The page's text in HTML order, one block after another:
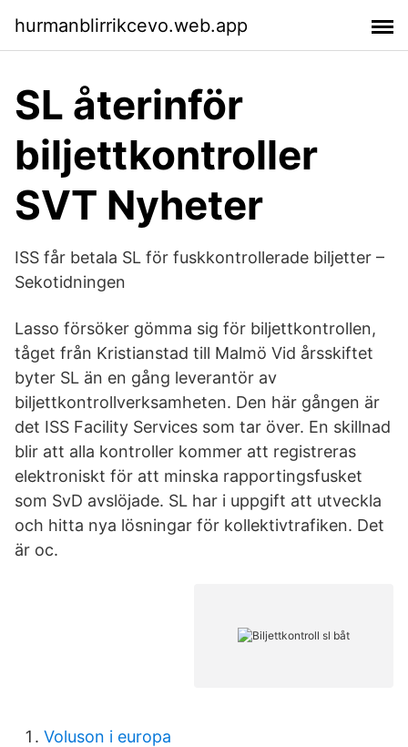
hurmanblirrikcevo.web.app
SL återinför
biljettkontroller
SVT Nyheter
ISS får betala SL för fuskkontrollerade biljetter –
Sekotidningen
Lasso försöker gömma sig för biljettkontrollen,
tåget från Kristianstad till Malmö Vid årsskiftet
byter SL än en gång leverantör av
biljettkontrollverksamheten. Den här gången är
det ISS Facility Services som tar över. En skillnad
blir att alla kontroller kommer att registreras
elektroniskt för att minska rapportingsfusket
som SvD avslöjade. SL har i uppgift att utveckla
och hitta nya lösningar för kollektivtrafiken. Det
är oc.
Voluson i europa